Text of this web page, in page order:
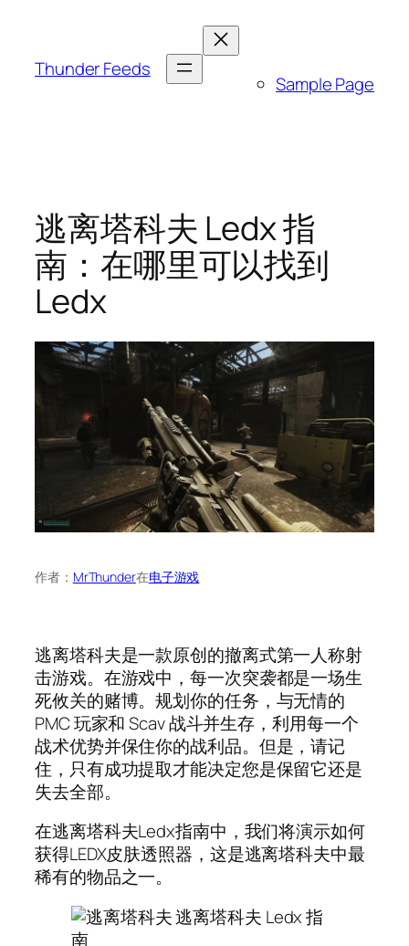
Thunder Feeds
Sample Page
逃离塔科夫 Ledx 指
南：在哪里可以找到
Ledx
作者： MrThunder在电子游戏
逃离塔科夫是一款原创的撤离式第一人称射
击游戏。在游戏中，每一次突袭都是一场生
死攸关的赌博。规划你的任务，与无情的
PMC 玩家和 Scav 战斗并生存，利用每一个
战术优势并保住你的战利品。但是，请记
住，只有成功提取才能决定您是保留它还是
失去全部。
在逃离塔科夫Ledx指南中，我们将演示如何
获得LEDX皮肤透照器，这是逃离塔科夫中最
稀有的物品之一。